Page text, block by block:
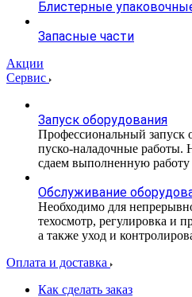
Блистерные
Запасные части
Акции
Сервис
Запуск оборудования
Профессиональный запуск
пуско-наладочные работы.
сдаем выполненную работу
Обслуживание
Необходимо для
техосмотр, регулировка и
а также уход и
Оплата и доставка
Как сделать заказ